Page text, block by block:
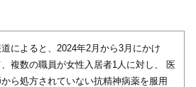
によると、2024年2月から3月にかけ
複数の職員が女性入居者1人に対し、 医
ら処方されていない抗精神病薬を服用